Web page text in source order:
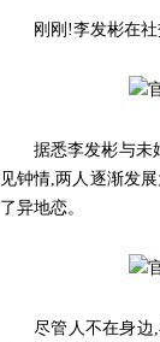
刚刚!李发彬在社
据悉李发彬与未
见钟情,两人逐渐发
了异地恋。
尽管人不在身